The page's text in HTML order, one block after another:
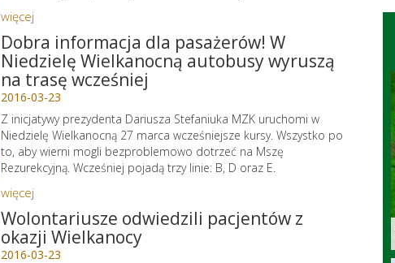
więcej
Dobra informacja dla pasażerów! W
Niedzielę Wielkanocną autobusy wyruszą
na trasę wcześniej
2016-03-23
Z inicjatywy prezydenta Dariusza Stefaniuka MZK uruchomi w
Niedzielę Wielkanocną 27 marca wcześniejsze kursy. Wszystko po
to, aby wierni mogli bezproblemowo dotrzeć na Mszę
Rezurekcyjną. Wcześniej pojadą trzy linie: B, D oraz E.
więcej
Wolontariusze odwiedzili pacjentów z
okazji Wielkanocy
2016-03-23